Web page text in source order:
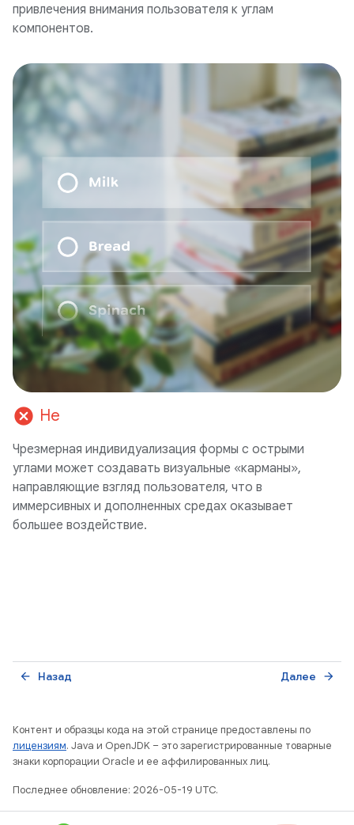
привлечения внимания пользователя к углам
компонентов.
cancel Не
Чрезмерная индивидуализация формы с острыми
углами может создавать визуальные «карманы»,
направляющие взгляд пользователя, что в
иммерсивных и дополненных средах оказывает
большее воздействие.
Назад
arrow_back Далее arrow_forward
Контент и образцы кода на этой странице предоставлены по
лицензиям. Java и OpenJDK – это зарегистрированные товарные
знаки корпорации Oracle и ее аффилированных лиц.
Последнее обновление: 2026-05-19 UTC.